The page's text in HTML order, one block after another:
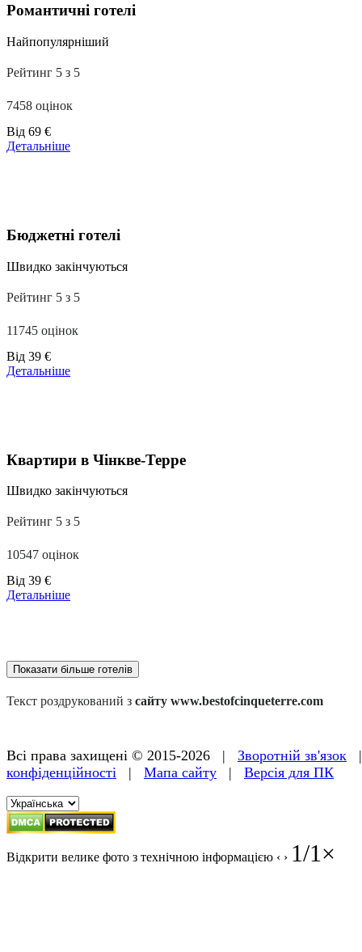
Романтичні готелі
Найпопулярніший
Рейтинг 5 з 5
7458 оцінок
Ціни
від
Від 69 €
Детальніше
Бюджетні готелі
Швидко закінчуються
Рейтинг 5 з 5
11745 оцінок
Ціни
від
Від 39 €
Детальніше
Квартири в Чінкве-Терре
Швидко закінчуються
Рейтинг 5 з 5
10547 оцінок
Ціни
від
Від 39 €
Детальніше
Показати більше готелів
Текст роздрукований з сайту www.bestofcinqueterre.com
Всі права захищені © 2015-2026 | Зворотній зв'язок
конфіденційності | Мапа сайту | Версія для ПК
Відкрити велике фото з технічною інформацією ‹ › 1/1 ×